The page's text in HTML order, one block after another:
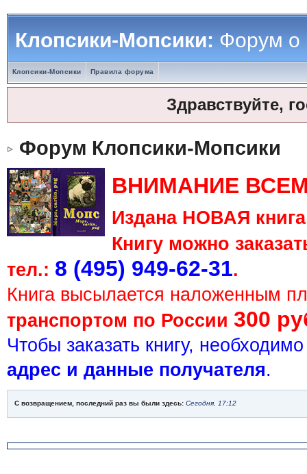
Клопсики-Мопсики:Форум о
Клопсики-Мопсики Правила форума
Здравствуйте,
Форум Клопсики-Мопсики
ВНИМАНИЕ
Издана НОВАЯ
Книгу можно
тел.: 8 (495) 949-62-31.
Книга высылается наложенным
транспортом по России 300
Чтобы заказать книгу,
адрес и данные получателя.
С возвращением, последний раз вы были здесь: Сегодня, 17:12